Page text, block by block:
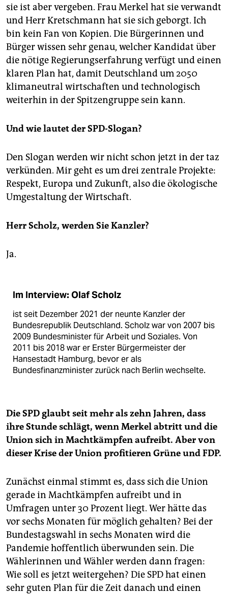
sie ist aber vergeben. Frau Merkel hat sie verwandt
und Herr Kretschmann hat sie sich geborgt. Ich
bin kein Fan von Kopien. Die Bürgerinnen und
Bürger wissen sehr genau, welcher Kandidat über
die nötige Regierungserfahrung verfügt und einen
klaren Plan hat, damit Deutschland um 2050
klimaneutral wirtschaften und technologisch
weiterhin in der Spitzengruppe sein kann.
Und wie lautet der SPD-Slogan?
Den Slogan werden wir nicht schon jetzt in der taz
verkünden. Mir geht es um drei zentrale Projekte:
Respekt, Europa und Zukunft, also die ökologische
Umgestaltung der Wirtschaft.
Herr Scholz, werden Sie Kanzler?
Ja.
Im Interview: Olaf Scholz
ist seit Dezember 2021 der neunte Kanzler der
Bundesrepublik Deutschland. Scholz war von 2007 bis
2009 Bundesminister für Arbeit und Soziales. Von
2011 bis 2018 war er Erster Bürgermeister der
Hansestadt Hamburg, bevor er als
Bundesfinanzminister zurück nach Berlin wechselte.
Die SPD glaubt seit mehr als zehn Jahren, dass
ihre Stunde schlägt, wenn Merkel abtritt und die
Union sich in Machtkämpfen aufreibt. Aber von
dieser Krise der Union profitieren Grüne und FDP.
Zunächst einmal stimmt es, dass sich die Union
gerade in Machtkämpfen aufreibt und in
Umfragen unter 30 Prozent liegt. Wer hätte das
vor sechs Monaten für möglich gehalten? Bei der
Bundestagswahl in sechs Monaten wird die
Pandemie hoffentlich überwunden sein. Die
Wählerinnen und Wähler werden dann fragen:
Wie soll es jetzt weitergehen? Die SPD hat einen
sehr guten Plan für die Zeit danach und einen